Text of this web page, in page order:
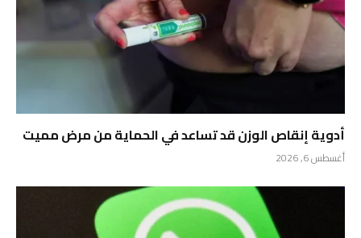
أدوية إنقاص الوزن قد تساعد في الحماية من مرض مميت
أغسطس 6, 2026